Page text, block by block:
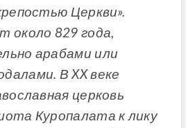
Церкви».
около 829 года,
арабами или
В XX веке
церковь
Куропалата к лику